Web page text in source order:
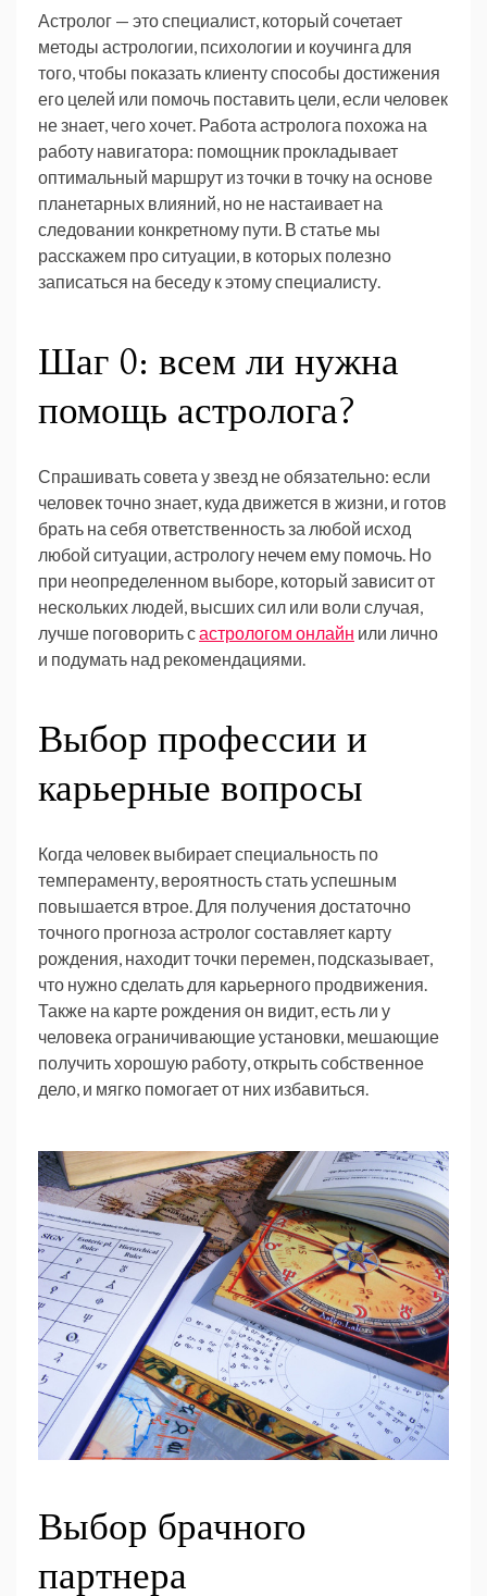
Астролог — это специалист, который сочетает
методы астрологии, психологии и коучинга для
того, чтобы показать клиенту способы достижения
его целей или помочь поставить цели, если человек
не знает, чего хочет. Работа астролога похожа на
работу навигатора: помощник прокладывает
оптимальный маршрут из точки в точку на основе
планетарных влияний, но не настаивает на
следовании конкретному пути. В статье мы
расскажем про ситуации, в которых полезно
записаться на беседу к этому специалисту.
Шаг 0: всем ли нужна
помощь астролога?
Спрашивать совета у звезд не обязательно: если
человек точно знает, куда движется в жизни, и готов
брать на себя ответственность за любой исход
любой ситуации, астрологу нечем ему помочь. Но
при неопределенном выборе, который зависит от
нескольких людей, высших сил или воли случая,
лучше поговорить састрологом онлайн или лично
и подумать над рекомендациями.
Выбор профессии и
карьерные вопросы
Когда человек выбирает специальность по
темпераменту, вероятность стать успешным
повышается втрое. Для получения достаточно
точного прогноза астролог составляет карту
рождения, находит точки перемен, подсказывает,
что нужно сделать для карьерного продвижения.
Также на карте рождения он видит, есть ли у
человека ограничивающие установки, мешающие
получить хорошую работу, открыть собственное
дело, и мягко помогает от них избавиться.
Выбор брачного
партнера